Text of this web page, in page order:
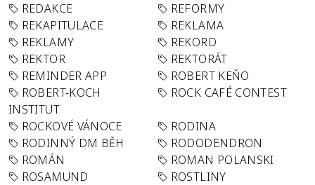
REDAKCE
REFORMY
REKAPITULACE
REKLAMA
REKLAMY
REKORD
REKTOR
REKTORÁT
REMINDER APP
ROBERT KEŇO
ROBERT-KOCH
INSTITUT
ROCK CAFÉ CONTEST
ROCKOVÉ VÁNOCE
RODINA
RODINNÝ DM BĚH
RODODENDRON
ROMÁN
ROMAN POLANSKI
ROSAMUND
ROSTLINY